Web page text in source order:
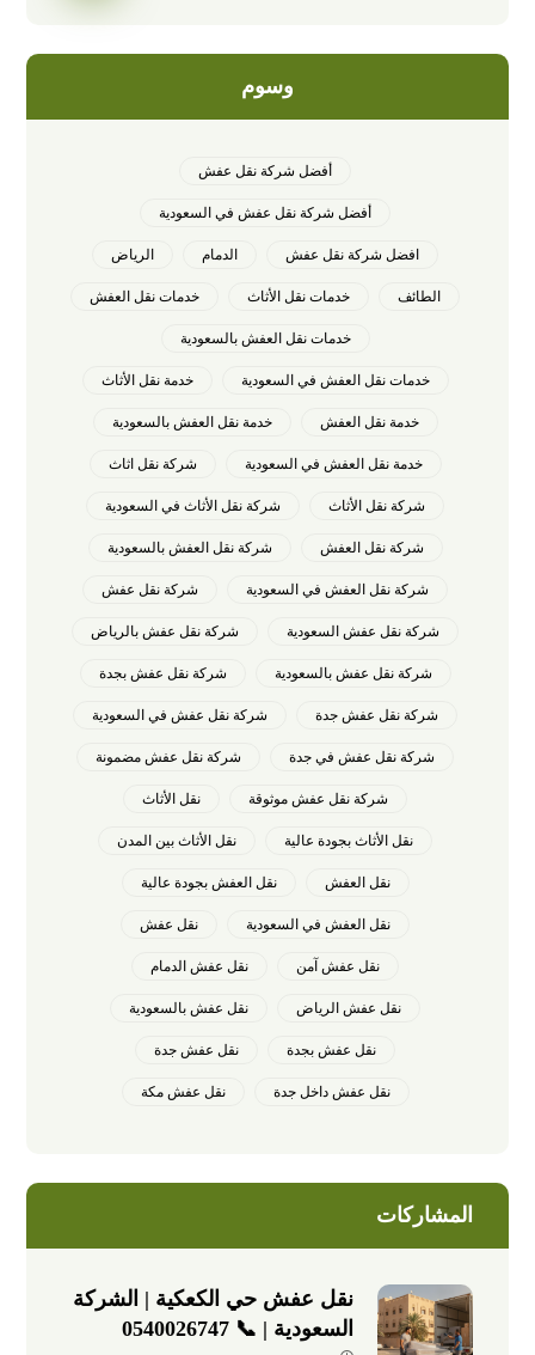
وسوم
أفضل شركة نقل عفش
أفضل شركة نقل عفش في السعودية
افضل شركة نقل عفش الدمام الرياض
الطائف خدمات نقل الأثاث خدمات نقل العفش
خدمات نقل العفش بالسعودية
خدمات نقل العفش في السعودية خدمة نقل الأثاث
خدمة نقل العفش خدمة نقل العفش بالسعودية
خدمة نقل العفش في السعودية شركة نقل اثاث
شركة نقل الأثاث شركة نقل الأثاث في السعودية
شركة نقل العفش شركة نقل العفش بالسعودية
شركة نقل العفش في السعودية شركة نقل عفش
شركة نقل عفش السعودية شركة نقل عفش بالرياض
شركة نقل عفش بالسعودية شركة نقل عفش بجدة
شركة نقل عفش جدة شركة نقل عفش في السعودية
شركة نقل عفش في جدة شركة نقل عفش مضمونة
شركة نقل عفش موثوقة نقل الأثاث
نقل الأثاث بجودة عالية نقل الأثاث بين المدن
نقل العفش نقل العفش بجودة عالية
نقل العفش في السعودية نقل عفش
نقل عفش آمن نقل عفش الدمام
نقل عفش الرياض نقل عفش بالسعودية
نقل عفش بجدة نقل عفش جدة
نقل عفش داخل جدة نقل عفش مكة
المشاركات
نقل عفش حي الكعكية | الشركة
السعودية | 📞 0540026747